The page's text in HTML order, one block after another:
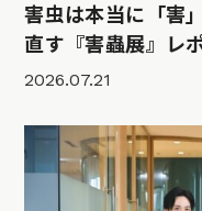
害虫は本当に「害
直す『害蟲展』レ
2026.07.21